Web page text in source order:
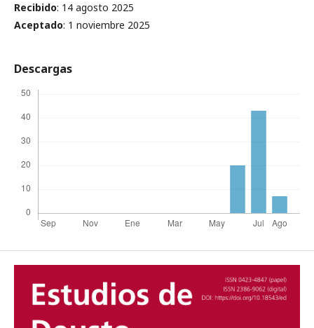
Recibido: 14 agosto 2025
Aceptado: 1 noviembre 2025
Descargas